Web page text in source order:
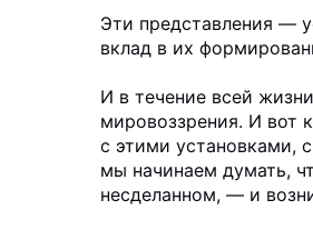
Эти представления —
вклад в их
И в течение всей
мировоззрения. И вот
с этими установками,
мы начинаем думать,
несделанном, — и